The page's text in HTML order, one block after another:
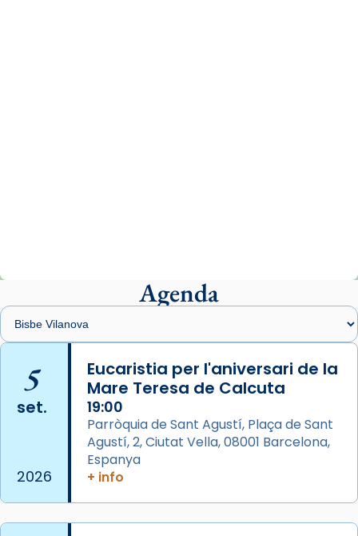
presidit aquest 27 de juliol la missa de Les
Santes de Mataró.
🔗
📸 J. Merino
Photo
View on Facebook ·
Arquebisbat de Barcelona
de Barcelona.
2 weeks ago
Agenda
5
set.
2026
Eucaristia per l'aniversari de la
Mare Teresa de Calcuta
19:00
Parròquia de Sant Agustí, Plaça de Sant
Agustí, 2, Ciutat Vella, 08001 Barcelona,
Espanya
+ info